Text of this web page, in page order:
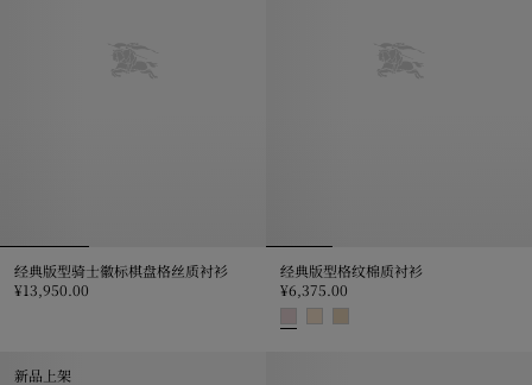
经典版型骑士徽标棋盘格丝质衬衫
¥13,950.00
经典版型格纹棉质衬衫
¥6,375.00
新品上架